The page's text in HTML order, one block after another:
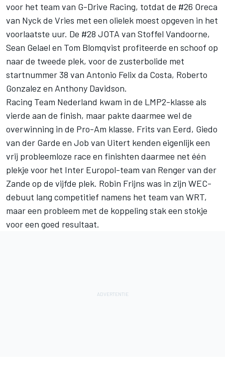
voor het team van G-Drive Racing, totdat de #26 Oreca
van Nyck de Vries met een olielek moest opgeven in het
voorlaatste uur. De #28 JOTA van Stoffel Vandoorne,
Sean Gelael en Tom Blomqvist profiteerde en schoof op
naar de tweede plek, voor de zusterbolide met
startnummer 38 van Antonio Felix da Costa, Roberto
Gonzalez en Anthony Davidson.
Racing Team Nederland kwam in de LMP2-klasse als
vierde aan de finish, maar pakte daarmee wel de
overwinning in de Pro-Am klasse. Frits van Eerd, Giedo
van der Garde en Job van Uitert kenden eigenlijk een
vrij probleemloze race en finishten daarmee net één
plekje voor het Inter Europol-team van Renger van der
Zande op de vijfde plek. Robin Frijns was in zijn WEC-
debuut lang competitief namens het team van WRT,
maar een probleem met de koppeling stak een stokje
voor een goed resultaat.